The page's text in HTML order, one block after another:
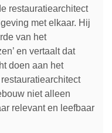
restauratiearchitect
met elkaar. Hij
van het
en vertaalt dat
doen aan het
niet alleen
relevant en leefbaar